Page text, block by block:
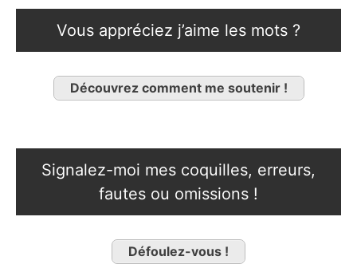
Vous appréciez j’aime les mots ?
Découvrez comment me soutenir !
Signalez-moi mes coquilles, erreurs,
fautes ou omissions !
Défoulez-vous !